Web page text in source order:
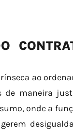
ao
maneira
onde a